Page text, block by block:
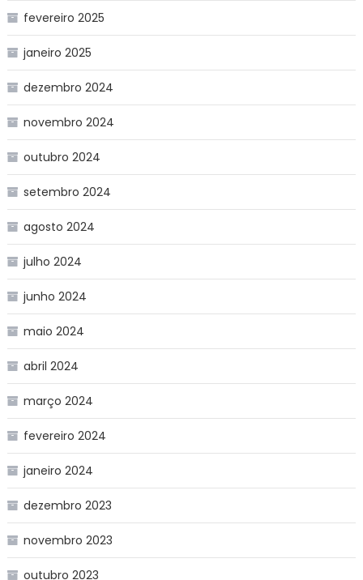
fevereiro 2025
janeiro 2025
dezembro 2024
novembro 2024
outubro 2024
setembro 2024
agosto 2024
julho 2024
junho 2024
maio 2024
abril 2024
março 2024
fevereiro 2024
janeiro 2024
dezembro 2023
novembro 2023
outubro 2023